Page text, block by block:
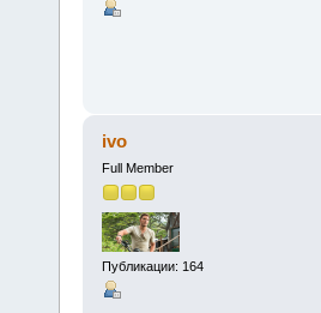
ivo
Full Member
Публикации: 164